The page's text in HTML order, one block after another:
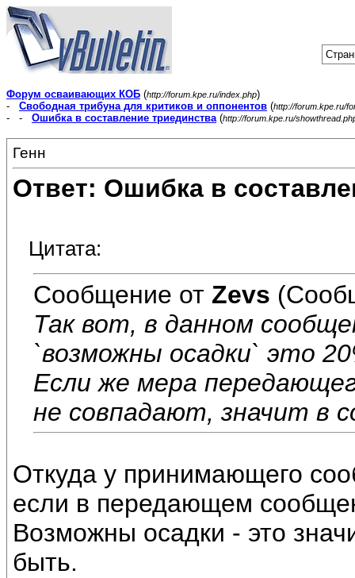
Форум осваивающих КОБ (http://forum.kpe.ru/index.php)
- Свободная трибуна для критиков и оппонентов (http://forum.kpe.ru/
- - Ошибка в составление триединства(http://forum.kpe.ru/
Генн
Ответ: Ошибка в
Цитата:
Сообщение от Zevs
Так вот, в данном
`возможны осадки` это
Если же мера
не совпадают, значит в
Откуда у принимающего
если в передающем
Возможны осадки - это
быть.